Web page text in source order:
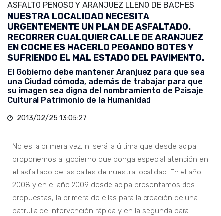
ASFALTO PENOSO Y ARANJUEZ LLENO DE BACHES
NUESTRA LOCALIDAD NECESITA
URGENTEMENTE UN PLAN DE ASFALTADO.
RECORRER CUALQUIER CALLE DE ARANJUEZ
EN COCHE ES HACERLO PEGANDO BOTES Y
SUFRIENDO EL MAL ESTADO DEL PAVIMENTO.
El Gobierno debe mantener Aranjuez para que sea
una Ciudad cómoda, además de trabajar para que
su imagen sea digna del nombramiento de Paisaje
Cultural Patrimonio de la Humanidad
2013/02/25 13:05:27
No es la primera vez, ni será la última que desde acipa
proponemos al gobierno que ponga especial atención en
el asfaltado de las calles de nuestra localidad. En el año
2008 y en el año 2009 desde acipa presentamos dos
propuestas, la primera de ellas para la creación de una
patrulla de intervención rápida y en la segunda para